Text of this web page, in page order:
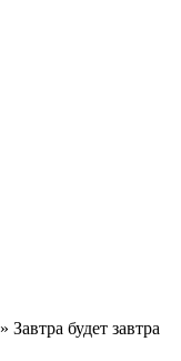
» Завтра будет завтра